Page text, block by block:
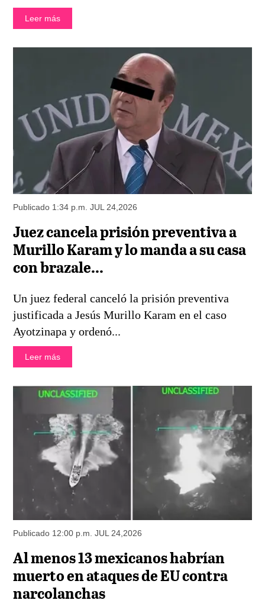
Leer más
Publicado 1:34 p.m. JUL 24,2026
Juez cancela prisión preventiva a
Murillo Karam y lo manda a su casa
con brazale...
Un juez federal canceló la prisión preventiva
justificada a Jesús Murillo Karam en el caso
Ayotzinapa y ordenó...
Leer más
Publicado 12:00 p.m. JUL 24,2026
Al menos 13 mexicanos habrían
muerto en ataques de EU contra
narcolanchas